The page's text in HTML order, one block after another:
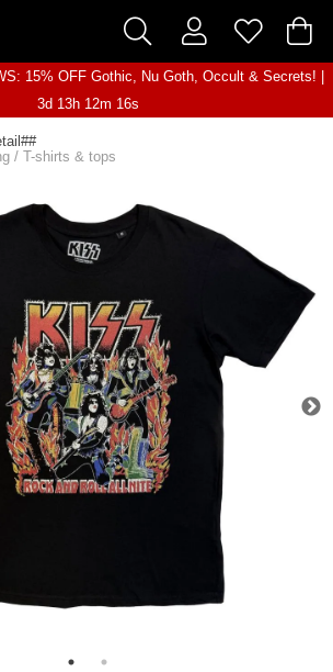
15% OFF Gothic, Nu Goth, Occult & Secrets! |
3d 13h 12m 16s
/ T-shirts & tops